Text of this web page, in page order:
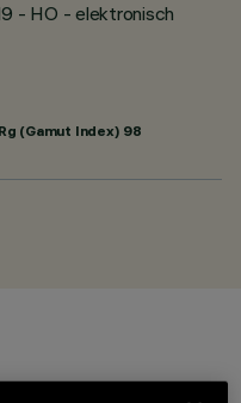
- HO - elektronisch
(Gamut Index) 98